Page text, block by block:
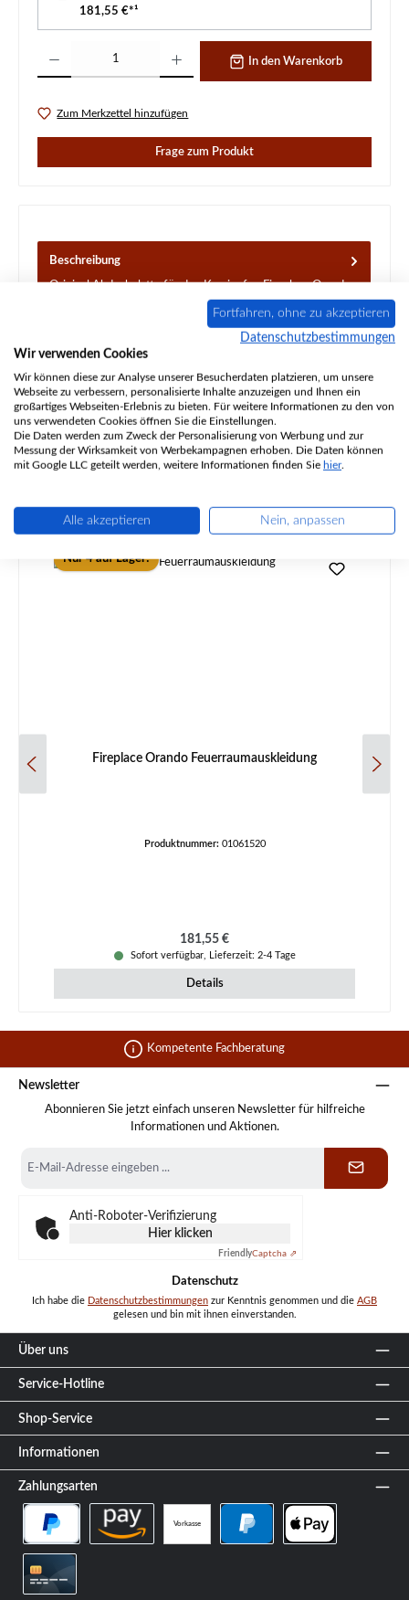
181,55 €*¹
In den Warenkorb
Zum Merkzettel hinzufügen
Frage zum Produkt
Beschreibung
Original Abdeckplatte für den Kaminofen Fireplace Orando
Bei diesem Artikel kann die Struktur und Farbe von der
Eigenschaften
Angaben zur Produktsicherheit
Produktgalerie überspringen
Ähnliche Artikel
Nur 4 auf Lager!
Fireplace Orando Feuerraumauskleidung
Produktnummer: 01061520
Regulärer Preis:
181,55 €
Sofort verfügbar, Lieferzeit: 2-4 Tage
Details
Kompetente Fachberatung
Newsletter
Abonnieren Sie jetzt einfach unseren Newsletter für hilfreiche
Informationen und Aktionen.
Mail-
Anti-Roboter-Verifizierung
Hier klicken
FriendlyCaptcha ⇗
Datenschutz
Ich habe die Datenschutzbestimmungen zur Kenntnis genommen und die AGB
gelesen und bin mit ihnen einverstanden.
Über uns
Service-Hotline
Shop-Service
Informationen
Zahlungsarten
Vorkasse
PayPal Später Bezahlen
Fortfahren, ohne zu akzeptieren
Datenschutzbestimmungen
Wir verwenden Cookies
Wir können diese zur Analyse unserer Besucherdaten platzieren, um unsere
Webseite zu verbessern, personalisierte Inhalte anzuzeigen und Ihnen ein
großartiges Webseiten-Erlebnis zu bieten. Für weitere Informationen zu den von
uns verwendeten Cookies öffnen Sie die Einstellungen.
Die Daten werden zum Zweck der Personalisierung von Werbung und zur
Messung der Wirksamkeit von Werbekampagnen erhoben. Die Daten können
mit Google LLC geteilt werden, weitere Informationen finden Sie hier.
Alle akzeptieren Nein, anpassen